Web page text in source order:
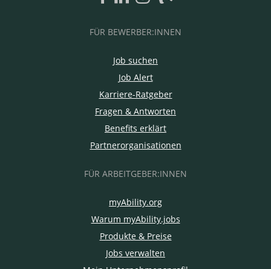
FÜR BEWERBER:INNEN
Job suchen
Job Alert
Karriere-Ratgeber
Fragen & Antworten
Benefits erklärt
Partnerorganisationen
FÜR ARBEITGEBER:INNEN
myAbility.org
Warum myAbility.jobs
Produkte & Preise
Jobs verwalten